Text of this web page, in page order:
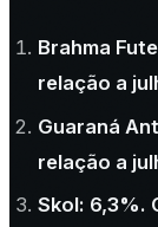
Brahma
relação a
Guaraná
relação a
Skol: 6,3%.